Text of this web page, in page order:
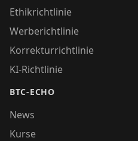
Ethikrichtlinie
Werberichtlinie
Korrekturrichtlinie
KI-Richtlinie
BTC-ECHO
News
Kurse